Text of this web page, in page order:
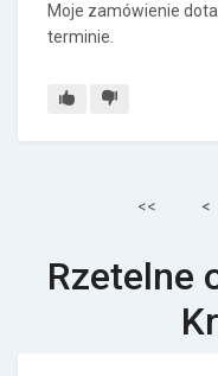
Moje zamówienie
terminie.
<< <
Rzetelne